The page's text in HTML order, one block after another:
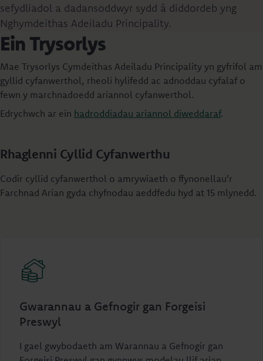
sefydliadol a dadansoddwyr sydd â diddordeb yng
Nghymdeithas Adeiladu Principality.
Ein Trysorlys
Mae Trysorlys Cymdeithas Adeiladu Principality yn gyfrifol am
gyllid cyfanwerthol, rheoli hylifedd ac adnoddau cyfalaf o
fewn y marchnadoedd ariannol cyfanwerthol.
Edrychwch ar ein hadroddiadau ariannol diweddaraf.
Rhaglenni Cyllid Cyfanwerthu
Codir cyllid cyfanwerthol o amrywiaeth o ffynonellau'r
Farchnad Arian gyda chyfnodau aeddfedu hyd at 15 mlynedd.
Gwarannau a Gefnogir gan Forgeisi
Preswyl
I gael gwybodaeth am Warannau a Gefnogir gan